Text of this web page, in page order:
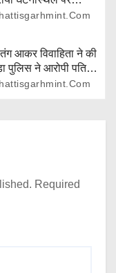
आकर विवाहिता ने की
पुलिस ने आरोपी पति
Required